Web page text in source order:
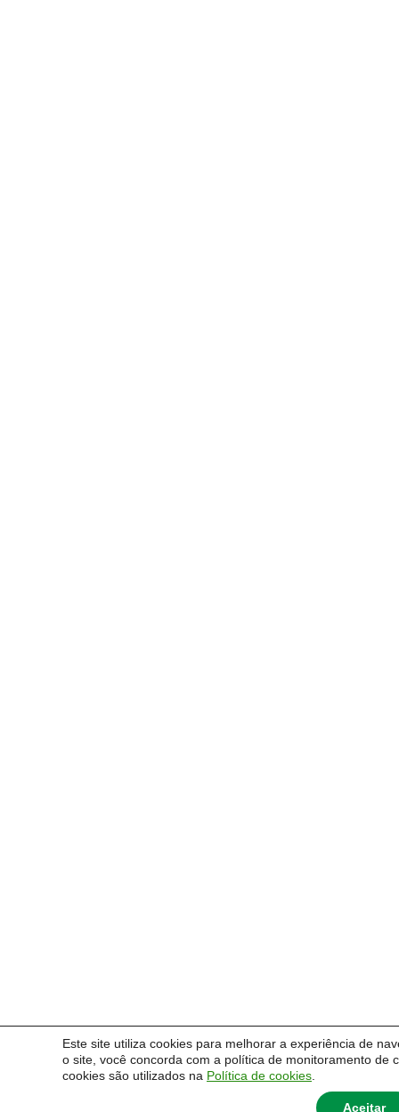
Este site utiliza cookies para melhorar a experiência de
o site, você concorda com a política de monitoramento de
cookies são utilizados na Política de cookies
Aceitar